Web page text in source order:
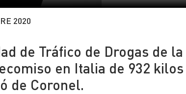
2020
de Tráfico de Drogas de
en Italia de 932
de Coronel.